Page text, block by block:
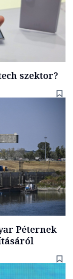
szektor?
Péternek